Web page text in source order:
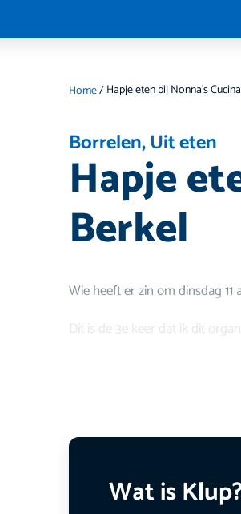
Home/
Borrelen,Uit eten
Hapje
Berkel
Wie heeft er zin om dinsdag
Dit is de 3e keer dat ik dit
Wat is